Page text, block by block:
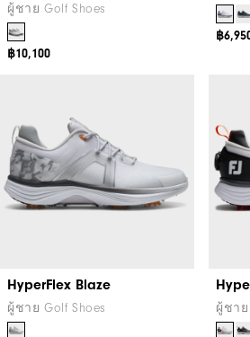
ผู้ชาย Golf Shoes
฿10,100
฿
HyperFlex Blaze
ผู้ชาย Golf Shoes ผู้ชาย